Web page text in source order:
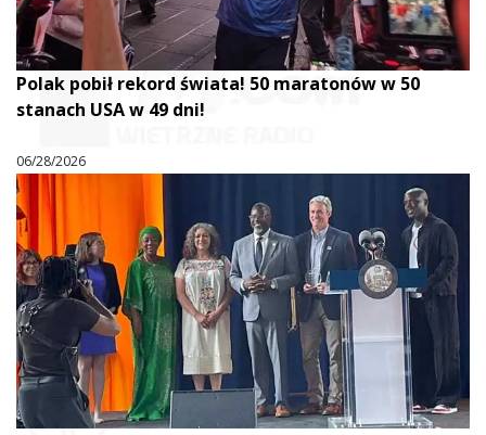
Polak pobił rekord świata! 50 maratonów w 50
stanach USA w 49 dni!
06/28/2026